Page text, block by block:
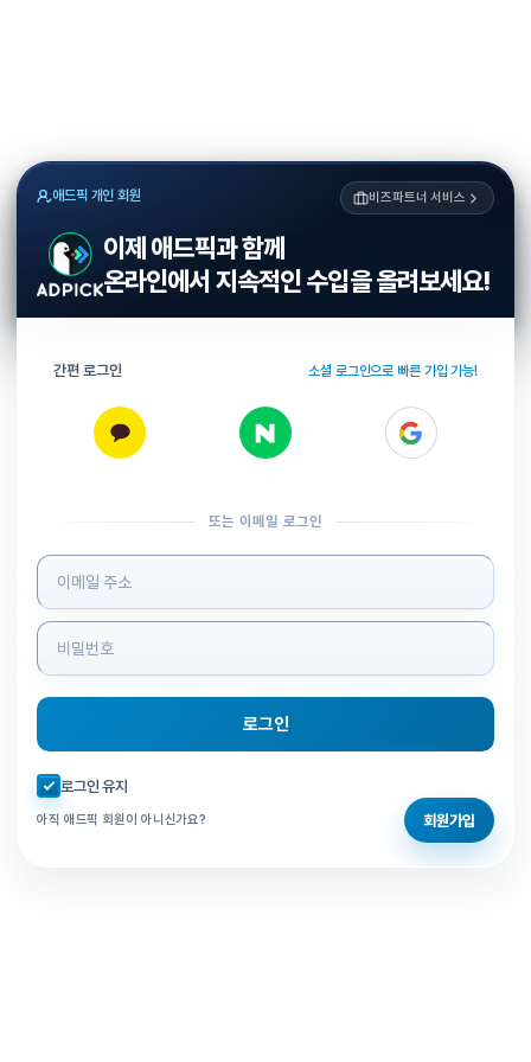
애드픽 개인 회원 비즈파트너 서비스
이제 애드픽과 함께
온라인에서 지속적인 수입을 올려보세요!
간편 로그인 소셜 로그인으로 빠른 가입 가능!
또는 이메일 로그인
로그인 정보 입력
로그인
자동로그인 체크
로그인 유지
아직 애드픽 회원이 아니신가요? 회원가입